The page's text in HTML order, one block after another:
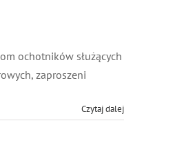
ochotników służących
zaproszeni
Czytaj dalej